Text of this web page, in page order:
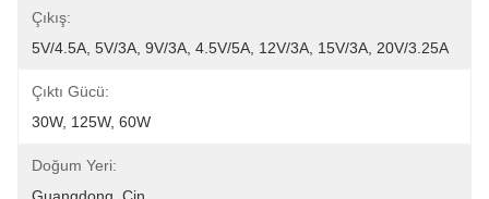
Çıkış:
5V/4.5A, 5V/3A, 9V/3A, 4.5V/5A, 12V/3A, 15V/3A, 20V/3.25A
Çıktı Gücü:
30W, 125W, 60W
Doğum Yeri: